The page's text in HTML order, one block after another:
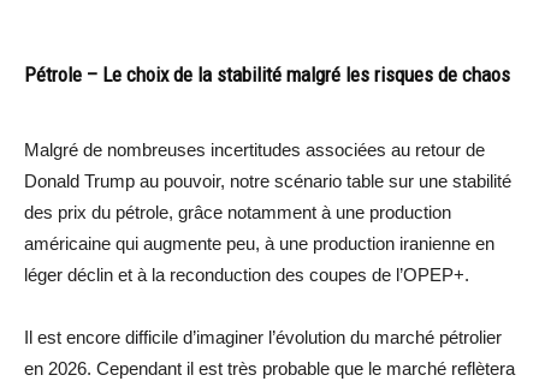
Pétrole – Le choix de la stabilité malgré les risques de chaos
Malgré de nombreuses incertitudes associées au retour de
Donald Trump au pouvoir, notre scénario table sur une stabilité
des prix du pétrole, grâce notamment à une production
américaine qui augmente peu, à une production iranienne en
léger déclin et à la reconduction des coupes de l’OPEP+.
Il est encore difficile d’imaginer l’évolution du marché pétrolier
en 2026. Cependant il est très probable que le marché reflètera